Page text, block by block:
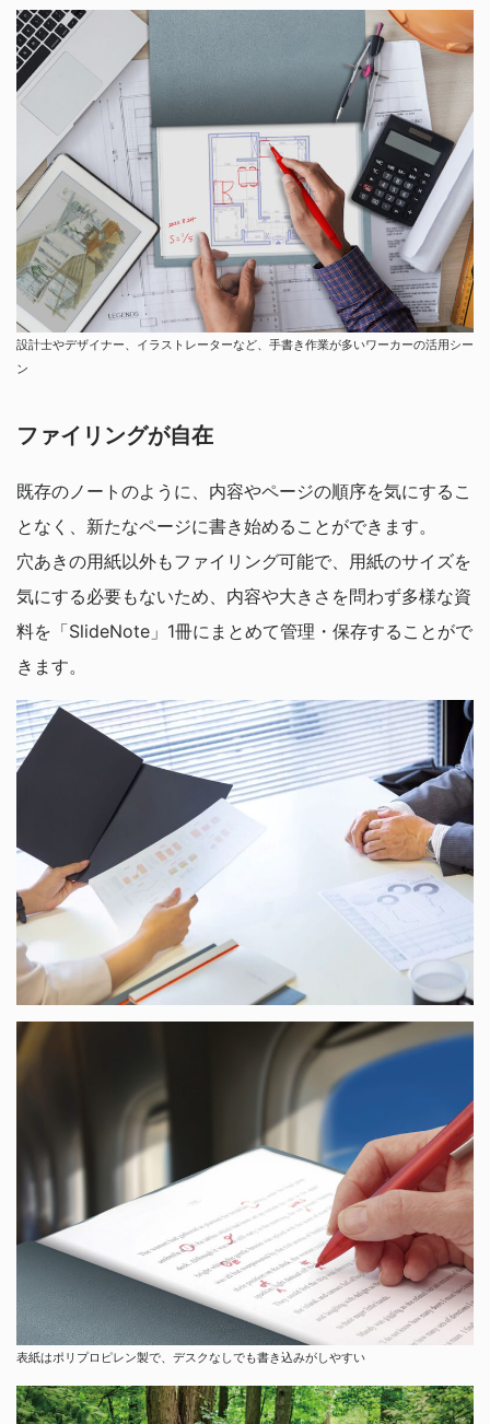
設計士やデザイナー、イラストレーターなど、手書き作業が多いワーカーの活用シー
ン
ファイリングが自在
既存のノートのように、内容やページの順序を気にするこ
となく、新たなページに書き始めることができます。
穴あきの用紙以外もファイリング可能で、用紙のサイズを
気にする必要もないため、内容や大きさを問わず多様な資
料を「SlideNote」1冊にまとめて管理・保存することがで
きます。
表紙はポリプロピレン製で、デスクなしでも書き込みがしやすい